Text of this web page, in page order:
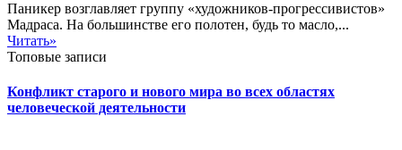
Паникер возглавляет группу «художников-прогрессивистов»
Мадраса. На большинстве его полотен, будь то масло,...
Читать»
Топовые записи
Конфликт старого и нового мира во всех областях
человеческой деятельности